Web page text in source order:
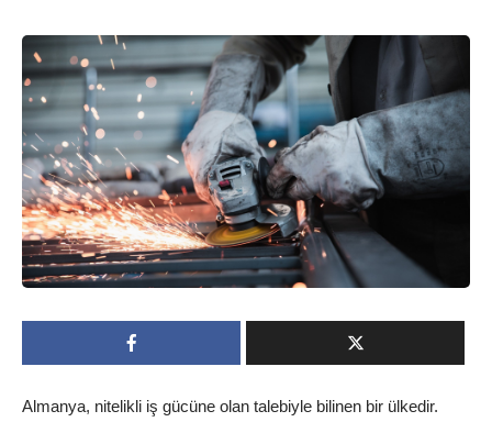
Almanya, nitelikli iş gücüne olan talebiyle bilinen bir ülkedir.